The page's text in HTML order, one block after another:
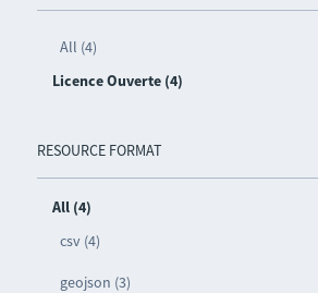
All (4)
Licence Ouverte (4)
RESOURCE FORMAT
All (4)
csv (4)
geojson (3)